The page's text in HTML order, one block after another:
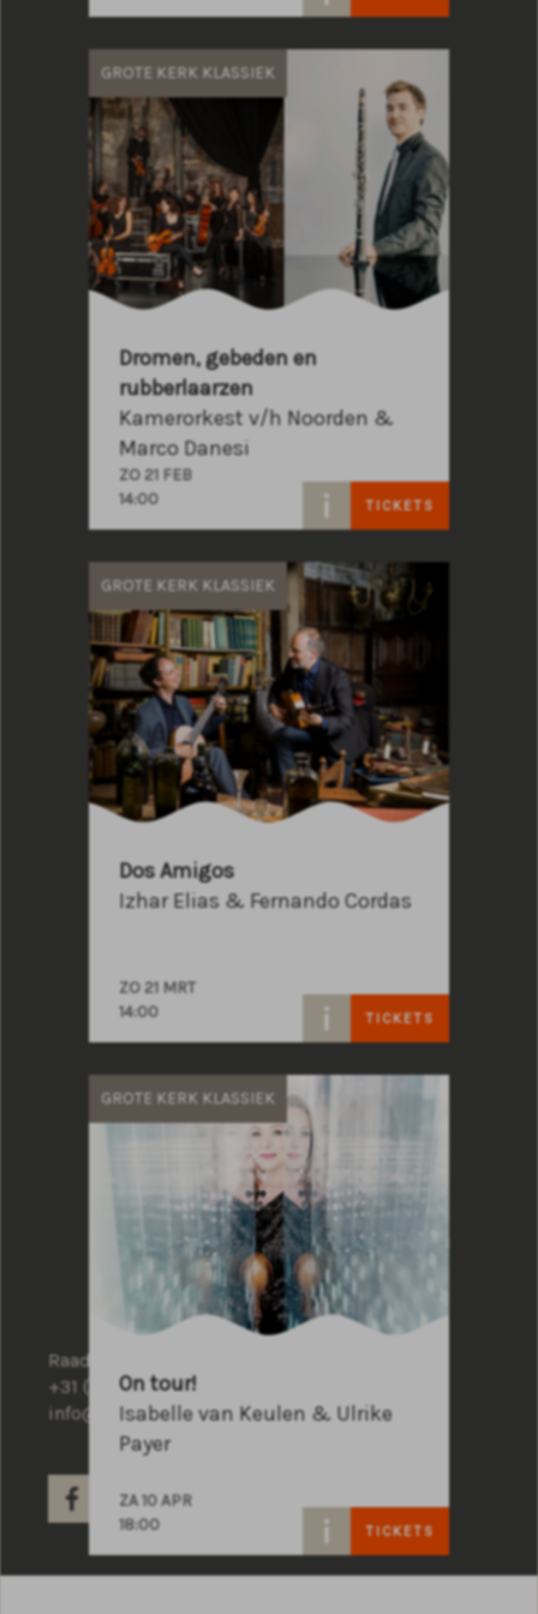
GROTE KERK KLASSIEK
Dromen, gebeden en
rubberlaarzen
Kamerorkest v/h Noorden &
Marco Danesi
ZO 21 FEB
14:00
TICKETS
GROTE KERK KLASSIEK
Dos Amigos
Izhar Elias & Fernando Cordas
ZO 21 MRT
14:00
TICKETS
GROTE KERK KLASSIEK
On tour!
Isabelle van Keulen & Ulrike
Payer
ZA 10 APR
18:00
TICKETS
Raadhuisplein 100
+31 (0)591 - 850 856
info@atlastheater.nl